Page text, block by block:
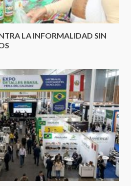
LA INFORMALIDAD SIN